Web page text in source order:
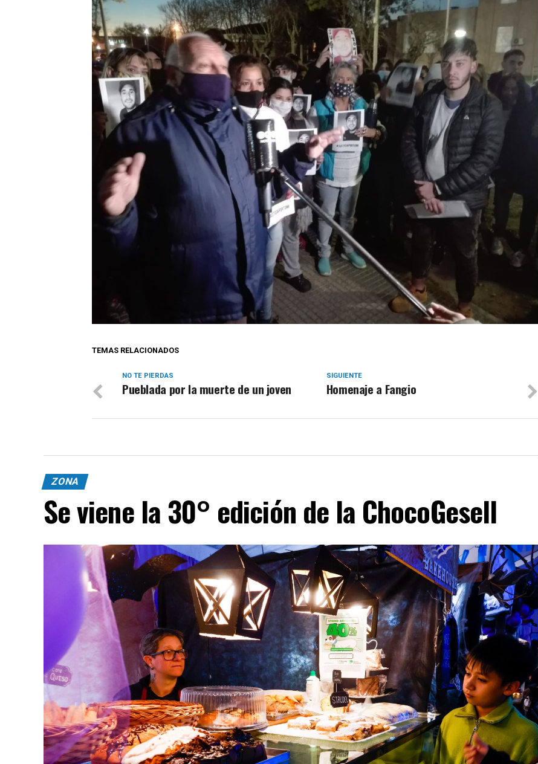
TEMAS RELACIONADOS
SIGUIENTE
Homenaje a Fangio
NO TE PIERDAS
Pueblada por la muerte de un joven
ZONA
Se viene la 30° edición de la ChocoGesell